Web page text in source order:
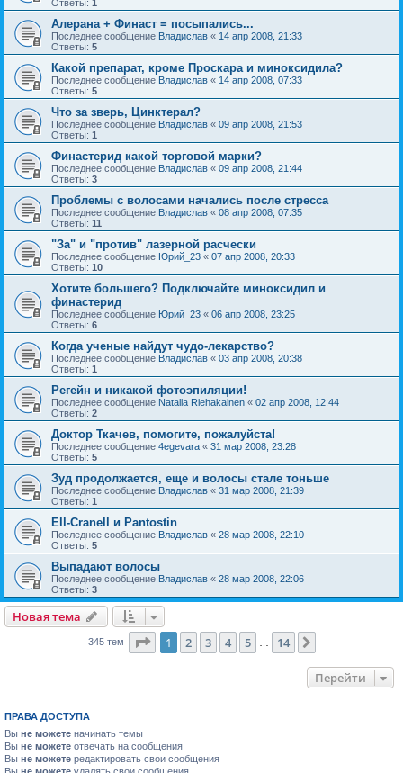
Ответы: 1
Алерана + Финаст = посыпались...
Последнее сообщение Владислав « 14 апр 2008, 21:33
Ответы: 5
Какой препарат, кроме Проскара и миноксидила?
Последнее сообщение Владислав « 14 апр 2008, 07:33
Ответы: 5
Что за зверь, Цинктерал?
Последнее сообщение Владислав « 09 апр 2008, 21:53
Ответы: 1
Финастерид какой торговой марки?
Последнее сообщение Владислав « 09 апр 2008, 21:44
Ответы: 3
Проблемы с волосами начались после стресса
Последнее сообщение Владислав « 08 апр 2008, 07:35
Ответы: 11
"За" и "против" лазерной расчески
Последнее сообщение Юрий_23 « 07 апр 2008, 20:33
Ответы: 10
Хотите большего? Подключайте миноксидил и
финастерид
Последнее сообщение Юрий_23 « 06 апр 2008, 23:25
Ответы: 6
Когда ученые найдут чудо-лекарство?
Последнее сообщение Владислав « 03 апр 2008, 20:38
Ответы: 1
Регейн и никакой фотоэпиляции!
Последнее сообщение Natalia Riehakainen « 02 апр 2008, 12:44
Ответы: 2
Доктор Ткачев, помогите, пожалуйста!
Последнее сообщение 4egevara « 31 мар 2008, 23:28
Ответы: 5
Зуд продолжается, еще и волосы стале тоньше
Последнее сообщение Владислав « 31 мар 2008, 21:39
Ответы: 1
Ell-Cranell и Pantostin
Последнее сообщение Владислав « 28 мар 2008, 22:10
Ответы: 5
Выпадают волосы
Последнее сообщение Владислав « 28 мар 2008, 22:06
Ответы: 3
Новая тема
345 тем Страница из 14
1 2 3 4 5 14
Перейти
ПРАВА ДОСТУПА
Вы не можете начинать темы
Вы не можете отвечать на сообщения
Вы не можете редактировать свои сообщения
Вы не можете удалять свои сообщения